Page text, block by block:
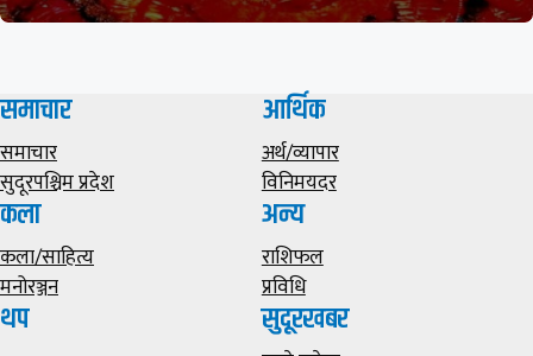
समाचार
समाचार
सुदूरपश्चिम प्रदेश
आर्थिक
अर्थ/व्यापार
विनिमयदर
कला
कला/साहित्य
मनोरञ्जन
अन्य
राशिफल
प्रविधि
थप सुदूरखबर